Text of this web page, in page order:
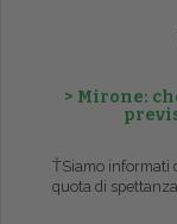
> Mirone:
ŤSiamo informati
quota di